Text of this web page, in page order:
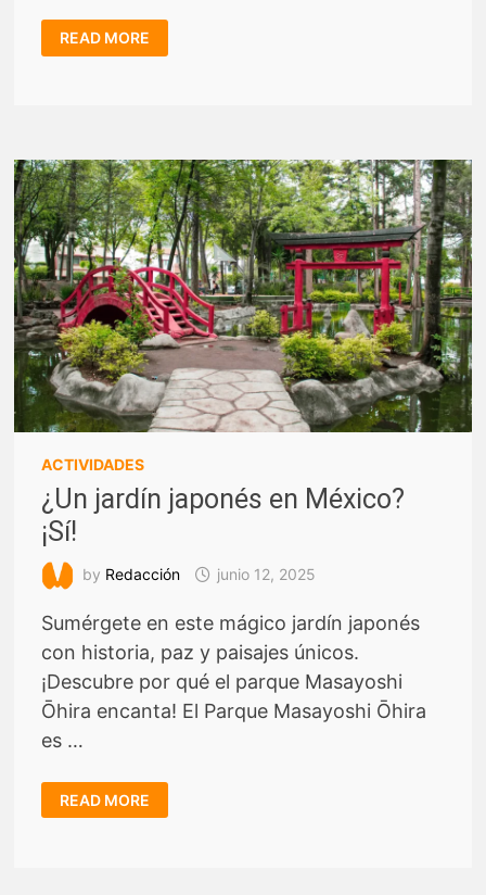
6
SITIOS
ARQUEOLÓGICOS
READ MORE
ACTIVIDADES
¿Un jardín japonés en México?
¡Sí!
by Redacción junio 12, 2025
Sumérgete en este mágico jardín japonés
con historia, paz y paisajes únicos.
¡Descubre por qué el parque Masayoshi
Ōhira encanta! El Parque Masayoshi Ōhira
es …
¿UN
JARDÍN
JAPONÉS
READ MORE